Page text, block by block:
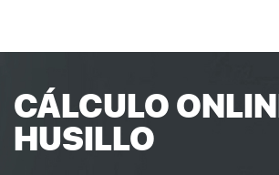
CÁLCULO
HUSILLO